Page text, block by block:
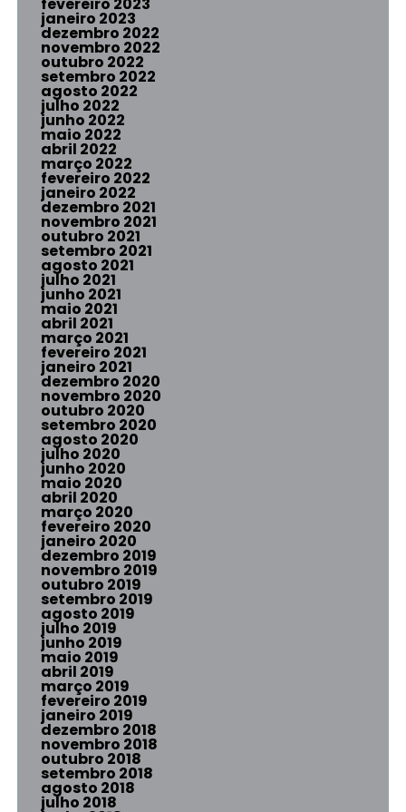
janeiro 2023
dezembro 2022
novembro 2022
outubro 2022
setembro 2022
agosto 2022
julho 2022
junho 2022
maio 2022
abril 2022
março 2022
fevereiro 2022
janeiro 2022
dezembro 2021
novembro 2021
outubro 2021
setembro 2021
agosto 2021
julho 2021
junho 2021
maio 2021
abril 2021
março 2021
fevereiro 2021
janeiro 2021
dezembro 2020
novembro 2020
outubro 2020
setembro 2020
agosto 2020
julho 2020
junho 2020
maio 2020
abril 2020
março 2020
fevereiro 2020
janeiro 2020
dezembro 2019
novembro 2019
outubro 2019
setembro 2019
agosto 2019
julho 2019
junho 2019
maio 2019
abril 2019
março 2019
fevereiro 2019
janeiro 2019
dezembro 2018
novembro 2018
outubro 2018
setembro 2018
agosto 2018
julho 2018